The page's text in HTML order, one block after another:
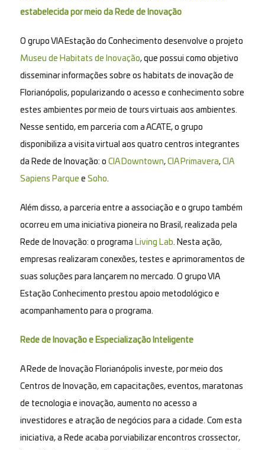
estabelecida por meio da Rede de Inovação
O grupo VIA Estação do Conhecimento desenvolve o projeto
Museu de Habitats de Inovação, que possui como objetivo
disseminar informações sobre os habitats de inovação de
Florianópolis, popularizando o acesso e conhecimento sobre
estes ambientes por meio de tours virtuais aos ambientes.
Nesse sentido, em parceria com a ACATE, o grupo
disponibiliza a visita virtual aos quatro centros integrantes
da Rede de Inovação: o CIA Downtown, CIA Primavera, CIA
Sapiens Parque e Soho.
Além disso, a parceria entre a associação e o grupo também
ocorreu em uma iniciativa pioneira no Brasil, realizada pela
Rede de Inovação: o programa Living Lab. Nesta ação,
empresas realizaram conexões, testes e aprimoramentos de
suas soluções para lançarem no mercado. O grupo VIA
Estação Conhecimento prestou apoio metodológico e
acompanhamento para o programa.
Rede de Inovação e Especialização Inteligente
A Rede de Inovação Florianópolis investe, por meio dos
Centros de Inovação, em capacitações, eventos, maratonas
de tecnologia e inovação, aumento no acesso a
investidores e atração de negócios para a cidade. Com esta
iniciativa, a Rede acaba por viabilizar encontros crossector,